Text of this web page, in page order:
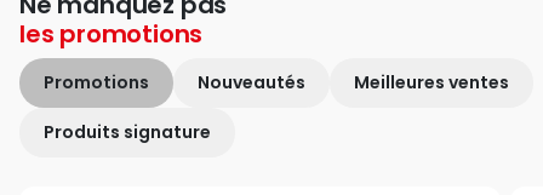
les promotions
Promotions Nouveautés Meilleures ventes
Produits signature